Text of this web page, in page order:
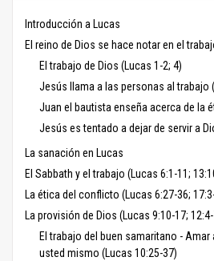
Introducción a Lucas
El reino de Dios se hace notar en el
El trabajo de Dios (Lucas 1-2; 4)
Jesús llama a las personas al trabajo
Juan el bautista enseña acerca de la
Jesús es tentado a dejar de servir a
La sanación en Lucas
El Sabbath y el trabajo (Lucas 6:1-11;
La ética del conflicto (Lucas 6:27-36;
La provisión de Dios (Lucas 9:10-17;
El trabajo del buen samaritano -
usted mismo (Lucas 10:25-37)